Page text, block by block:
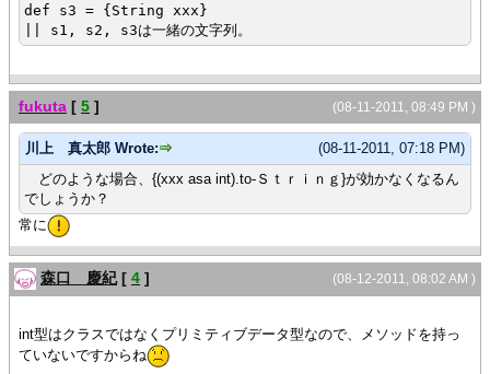
def s3 = {String xxx}
|| s1, s2, s3は一緒の文字列。
(08-11-2011, 08:49 PM )
fukuta [ 5 ]
(08-11-2011, 07:18 PM)
川上 真太郎 Wrote:
どのような場合、{(xxx asa int).to-Ｓｔｒｉｎｇ}が効かなくなるん
でしょうか？
常に
(08-12-2011, 08:02 AM )
森口 慶紀 [ 4 ]
int型はクラスではなくプリミティブデータ型なので、メソッドを持っ
ていないですからね